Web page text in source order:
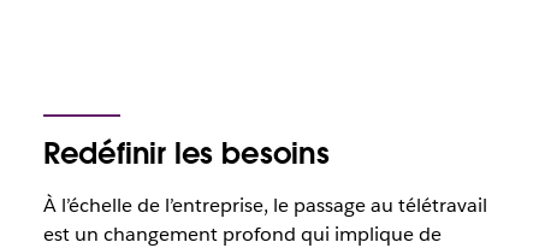
Redéfinir les besoins
À l’échelle de l’entreprise, le passage au télétravail
est un changement profond qui implique de